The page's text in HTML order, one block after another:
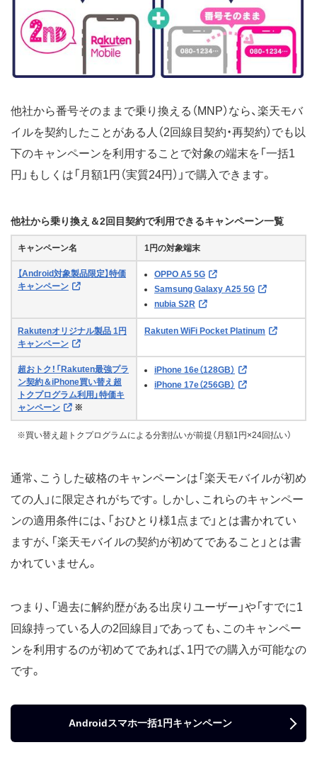
他社から番号そのままで乗り換える（MNP）なら、楽天モバ
イルを契約したことがある人（2回線目契約・再契約）でも以
下のキャンペーンを利用することで対象の端末を「一括1
円」もしくは「月額1円（実質24円）」で購入できます。
他社から乗り換え＆2回目契約で利用できるキャンペーン一覧
キャンペーン名 1円の対象端末
【Android対象製品限定】特価
キャンペーン
OPPO A5 5G
Samsung Galaxy A25 5G
nubia S2R
Rakutenオリジナル製品 1円
キャンペーン
Rakuten WiFi Pocket Platinum
超おトク！「Rakuten最強プラ
ン契約＆iPhone買い替え超
トクプログラム利用」特価キ
ャンペーン
※
iPhone 16e（128GB）
iPhone 17e（256GB）
※買い替え超トクプログラムによる分割払いが前提（月額1円×24回払い）
通常、こうした破格のキャンペーンは「楽天モバイルが初め
ての人」に限定されがちです。しかし、これらのキャンペー
ンの適用条件には、「おひとり様1点まで」とは書かれてい
ますが、「楽天モバイルの契約が初めてであること」とは書
かれていません。
つまり、「過去に解約歴がある出戻りユーザー」や「すでに1
回線持っている人の2回線目」であっても、このキャンペー
ンを利用するのが初めてであれば、1円での購入が可能なの
です。
Androidスマホ一括1円キャンペーン